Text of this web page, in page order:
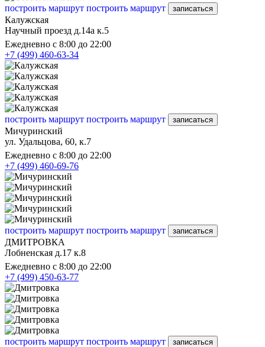
построить маршрут построить маршрут записаться
Калужская
Научный проезд д.14а к.5
Ежедневно с 8:00 до 22:00
+7 (499) 460-63-34
построить маршрут построить маршрут записаться
Мичуринский
ул. Удальцова, 60, к.7
Ежедневно с 8:00 до 22:00
+7 (499) 460-69-76
построить маршрут построить маршрут записаться
ДМИТРОВКА
Лобненская д.17 к.8
Ежедневно с 8:00 до 22:00
+7 (499) 450-63-77
построить маршрут построить маршрут записаться